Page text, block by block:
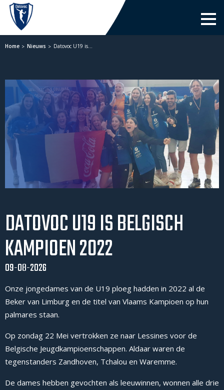
Home Nieuws Datovoc U19 is…
DATOVOC U19 IS BELGISCH
KAMPIOEN 2022
09-08-2026
Onze jongedames van de U19 ploeg hadden in 2022 al de
Beker van Limburg en de titel van Vlaams Kampioen op hun
palmares staan.
Op zondag 22 Mei vertrokken ze naar Lessines voor de
Belgische Jeugdkampioenschappen. Aldaar waren de
tegenstanders Zandhoven, Tchalou en Waremme.
De dames hebben gevochten als leeuwinnen, wonnen alle drie